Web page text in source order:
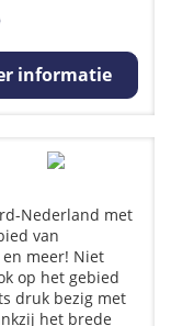
informatie
Nederland met
van
meer! Niet
op het gebied
druk bezig met
het brede